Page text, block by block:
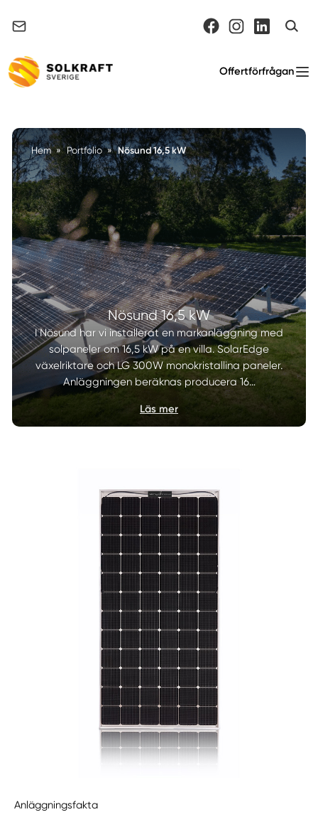
Offertförfrågan
Hem » Portfolio » Nösund 16,5 kW
Nösund 16,5 kW
I Nösund har vi installerat en markanläggning med
solpaneler om 16,5 kW på en villa. SolarEdge
växelriktare och LG 300W monokristallina paneler.
Anläggningen beräknas producera 16…
Läs mer
Anläggningsfakta